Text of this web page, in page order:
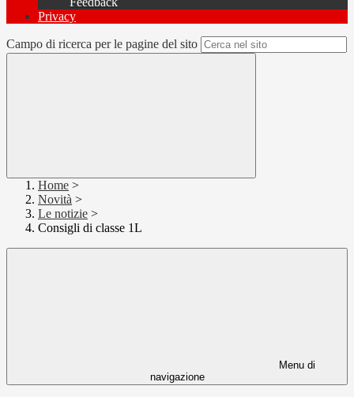
Privacy
Campo di ricerca per le pagine del sito
Home >
Novità >
Le notizie >
Consigli di classe 1L
Menu di
navigazione